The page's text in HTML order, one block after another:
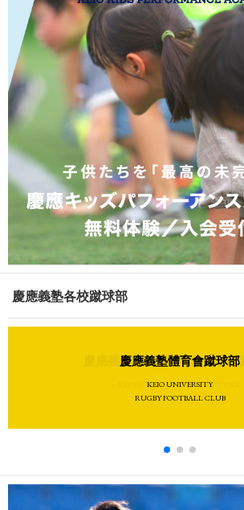
慶應義塾各校蹴球部
慶應義塾志木高等学校體育會
KEIO SHIKI SENIOR HIGH SCHOOL
RUGBY FOOTBALL CLUB
慶應義塾體育會蹴球部
KEIO UNIVERSITY
RUGBY FOOTBALL CLUB